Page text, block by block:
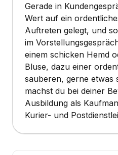
Gerade in
Wert auf ein
Auftreten gelegt, und
im
einem schicken Hemd
Bluse, dazu einer
sauberen, gerne etwas
machst du bei deiner
Ausbildung als
Kurier- und